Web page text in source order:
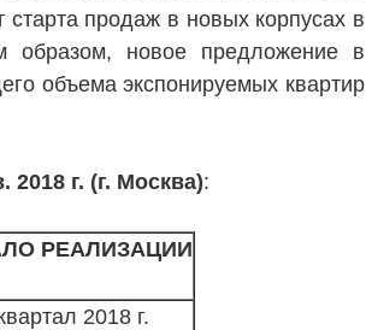
продаж в новых корпусах в
образом, новое предложение в
объема экспонируемых квартир
г. (г. Москва):
РЕАЛИЗАЦИИ
2018 г.